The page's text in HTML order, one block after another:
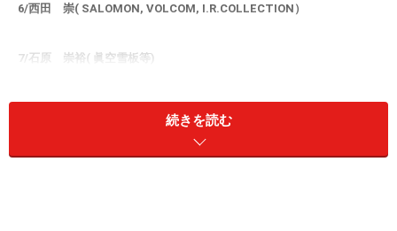
6/西田 崇( SALOMON, VOLCOM, I.R.COLLECTION）
7/石原 崇裕( 眞空雪板等)
9/小林じゅんじ( RIDE, ヘリーハンセン, OAKLEY）
続きを読む